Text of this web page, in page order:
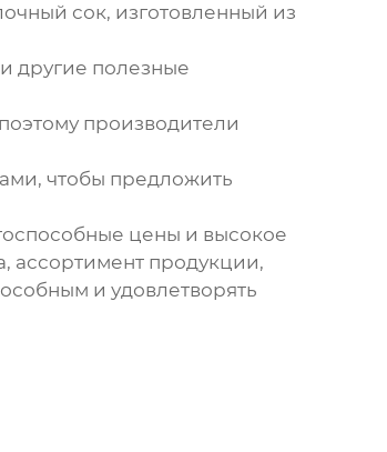
сок, изготовленный из
другие полезные
производители
чтобы предложить
цены и высокое
ассортимент продукции,
и удовлетворять